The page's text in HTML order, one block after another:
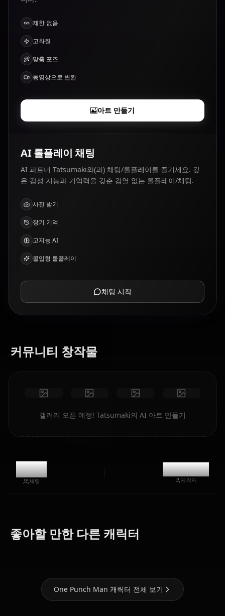
제한 없음
고화질
맞춤 포즈
동영상으로 변환
아트 만들기
AI 롤플레이 채팅
AI 파트너 Tatsumaki와(과) 채팅/롤플레이를 즐기세요. 깊
은 감성 지능과 기억력을 갖춘 검열 없는 롤플레이/채팅.
사진 받기
장기 기억
고지능 AI
몰입형 롤플레이
채팅 시작
커뮤니티 창작물
갤러리 오픈 예정! Tatsumaki의 AI 아트 만들기
11.9k
채팅
@kanashi
제작자
좋아할 만한 다른 캐릭터
(Darling In
One Punch Man 캐릭터 전체 보기